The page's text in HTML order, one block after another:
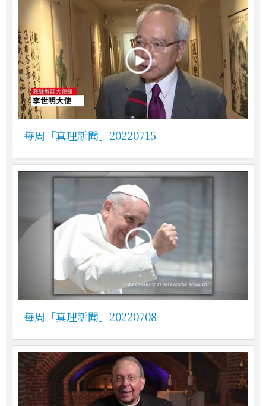
每周「真理新聞」20220715
每周「真理新聞」20220708